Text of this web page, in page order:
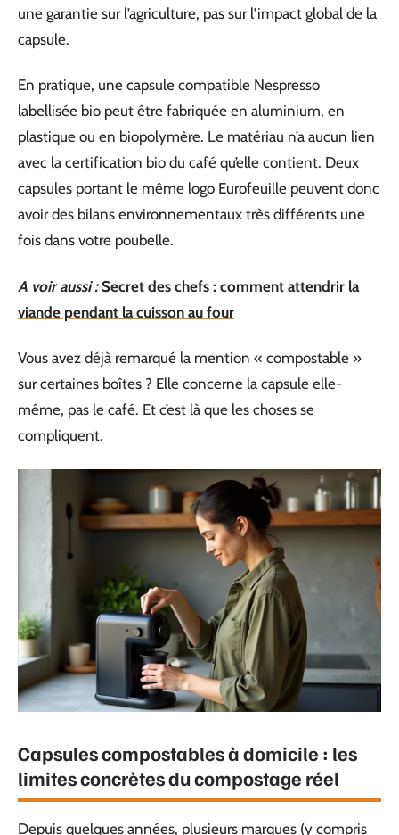
une garantie sur l’agriculture, pas sur l’impact global de la
capsule.
En pratique, une capsule compatible Nespresso
labellisée bio peut être fabriquée en aluminium, en
plastique ou en biopolymère. Le matériau n’a aucun lien
avec la certification bio du café qu’elle contient. Deux
capsules portant le même logo Eurofeuille peuvent donc
avoir des bilans environnementaux très différents une
fois dans votre poubelle.
A voir aussi : Secret des chefs : comment attendrir la
viande pendant la cuisson au four
Vous avez déjà remarqué la mention « compostable »
sur certaines boîtes ? Elle concerne la capsule elle-
même, pas le café. Et c’est là que les choses se
compliquent.
Capsules compostables à domicile : les
limites concrètes du compostage réel
Depuis quelques années, plusieurs marques (y compris